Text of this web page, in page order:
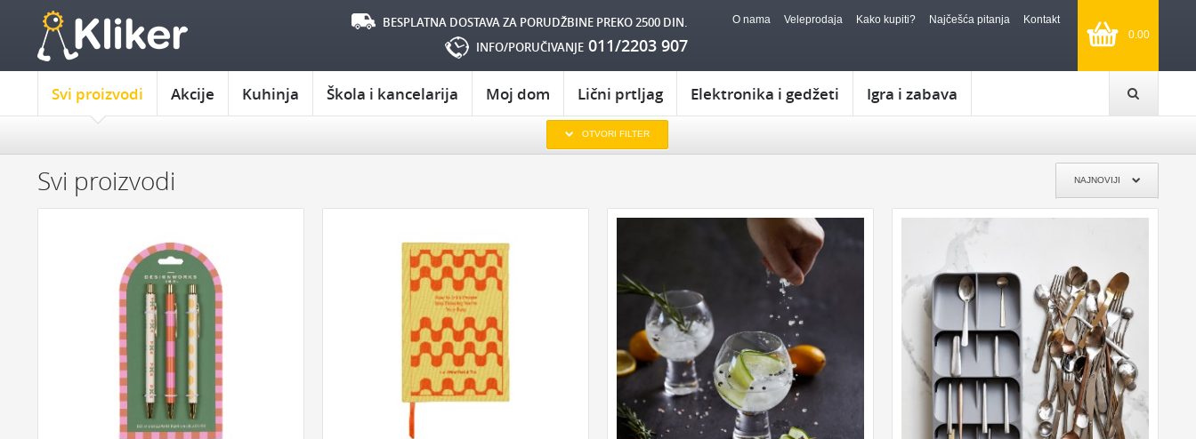
0.00
O nama Veleprodaja Kako kupiti? Najčešća pitanja Kontakt
BESPLATNA DOSTAVA ZA PORUDŽBINE PREKO 2500 DIN.
INFO/PORUČIVANJE 011/2203 907
Svi proizvodi Akcije Kuhinja Škola i kancelarija Moj dom Lični prtljag Elektronika i gedžeti Igra i zabava
IZABERITE OPSEG CENA
PREKO 3000
IZABERITE PROIZVOĐAČA
MONKEY BUSINESS NPW REMEMBER
COOKUT WILD AND WOLF
GENTLEMEN‘S HARDWARE
POKLON ZA ĆERKU POKLON ZA DEČKA
KOJOM ZGODOM:
POKLONI ZA SLAVU
POKLON ZA DIPLOMSKI
ODMOR I OPUŠTANJE
POTPUNO NEOZBILJAN
ZA KUĆU, PUTOVANJE I REKREACIJU:
KUHINJA KUPATILO SATOVI
NOVČANICI I FUTROLE PRTLJAG DEKORACIJA
PUTOVANJA KAMPOVANJE JELO I OBED
VINO I BAR ALAT ČAJ SOLARNI NOŽEVI
POSUDE ZA ČUVANJE HRANE
POSUDE ZA ZAMRZIVAC
PRIBOR ZA PISANJE
SVESKE I ROKOVNICI
USB ZA RAČUNAR ZA MOBILNI
OSTALI KORISNI GEDŽETI PRIVESCI
IGRE I IGRICE KASICA PRASICA
GEDŽETI LED IPHONE LED SVETLO
POKLON ZA TINEJDŽERE
NAJPRODAVANIJE
OTVORI FILTER
Svi proizvodi NAJNOVIJI